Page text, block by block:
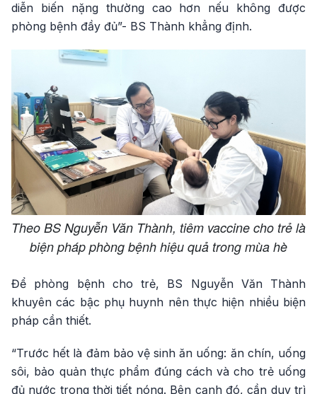
diễn biến nặng thường cao hơn nếu không được
phòng bệnh đầy đủ”- BS Thành khẳng định.
Theo BS Nguyễn Văn Thành, tiêm vaccine cho trẻ là
biện pháp phòng bệnh hiệu quả trong mùa hè
Để phòng bệnh cho trẻ, BS Nguyễn Văn Thành
khuyên các bậc phụ huynh nên thực hiện nhiều biện
pháp cần thiết.
“Trước hết là đảm bảo vệ sinh ăn uống: ăn chín, uống
sôi, bảo quản thực phẩm đúng cách và cho trẻ uống
đủ nước trong thời tiết nóng. Bên cạnh đó, cần duy trì